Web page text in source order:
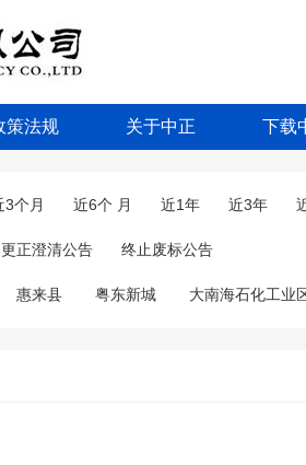
策法规 关于中正 下载
3个月 近6个 月 近1年 近3年
更正澄清公告 终止废标公告
惠来县 粤东新城 大南海石化工业